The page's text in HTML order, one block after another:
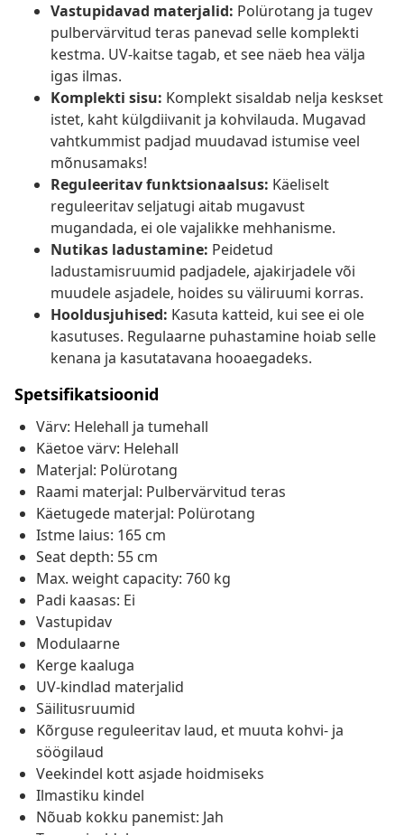
Vastupidavad materjalid: Polürotang ja tugev
pulbervärvitud teras panevad selle komplekti
kestma. UV-kaitse tagab, et see näeb hea välja
igas ilmas.
Komplekti sisu: Komplekt sisaldab nelja keskset
istet, kaht külgdiivanit ja kohvilauda. Mugavad
vahtkummist padjad muudavad istumise veel
mõnusamaks!
Reguleeritav funktsionaalsus: Käeliselt
reguleeritav seljatugi aitab mugavust
mugandada, ei ole vajalikke mehhanisme.
Nutikas ladustamine: Peidetud
ladustamisruumid padjadele, ajakirjadele või
muudele asjadele, hoides su väliruumi korras.
Hooldusjuhised: Kasuta katteid, kui see ei ole
kasutuses. Regulaarne puhastamine hoiab selle
kenana ja kasutatavana hooaegadeks.
Spetsifikatsioonid
Värv: Helehall ja tumehall
Käetoe värv: Helehall
Materjal: Polürotang
Raami materjal: Pulbervärvitud teras
Käetugede materjal: Polürotang
Istme laius: 165 cm
Seat depth: 55 cm
Max. weight capacity: 760 kg
Padi kaasas: Ei
Vastupidav
Modulaarne
Kerge kaaluga
UV-kindlad materjalid
Säilitusruumid
Kõrguse reguleeritav laud, et muuta kohvi- ja
söögilaud
Veekindel kott asjade hoidmiseks
Ilmastiku kindel
Nõuab kokku panemist: Jah